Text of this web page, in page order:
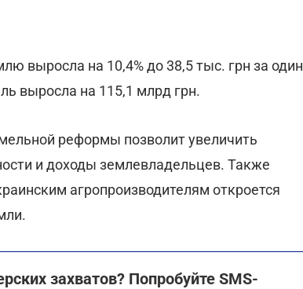
выросла на 10,4% до 38,5 тыс. грн за один
выросла на 115,1 млрд грн.
реформы позволит увеличить
и доходы землевладельцев. Также
агропроизводителям откроется
захватов? Попробуйте SMS-